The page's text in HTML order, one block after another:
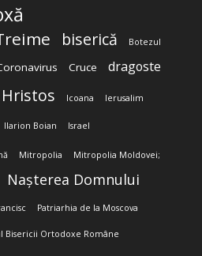
biserică Botezul
Cruce dragoste
Hristos Icoana Ierusalim
Ilarion Boian Israel
Mitropolia Mitropolia Moldovei;
Nașterea Domnului
Patriarhia de la Moscova
Bisericii Ortodoxe Române